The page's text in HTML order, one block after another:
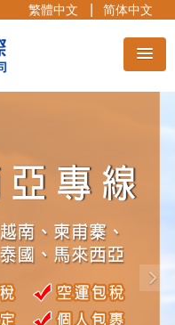
繁體中文 简体中文